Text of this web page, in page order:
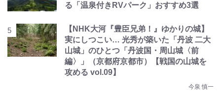
る「温泉付きRVパーク」おすすめ3選
【NHK大河『豊臣兄弟！』ゆかりの城】
実にしつこい… 光秀が築いた「丹波 二大
山城」のひとつ「丹波国・周山城〈前
編〉」（京都府京都市）【戦国の山城を
攻める vol.09】
今泉 慎一